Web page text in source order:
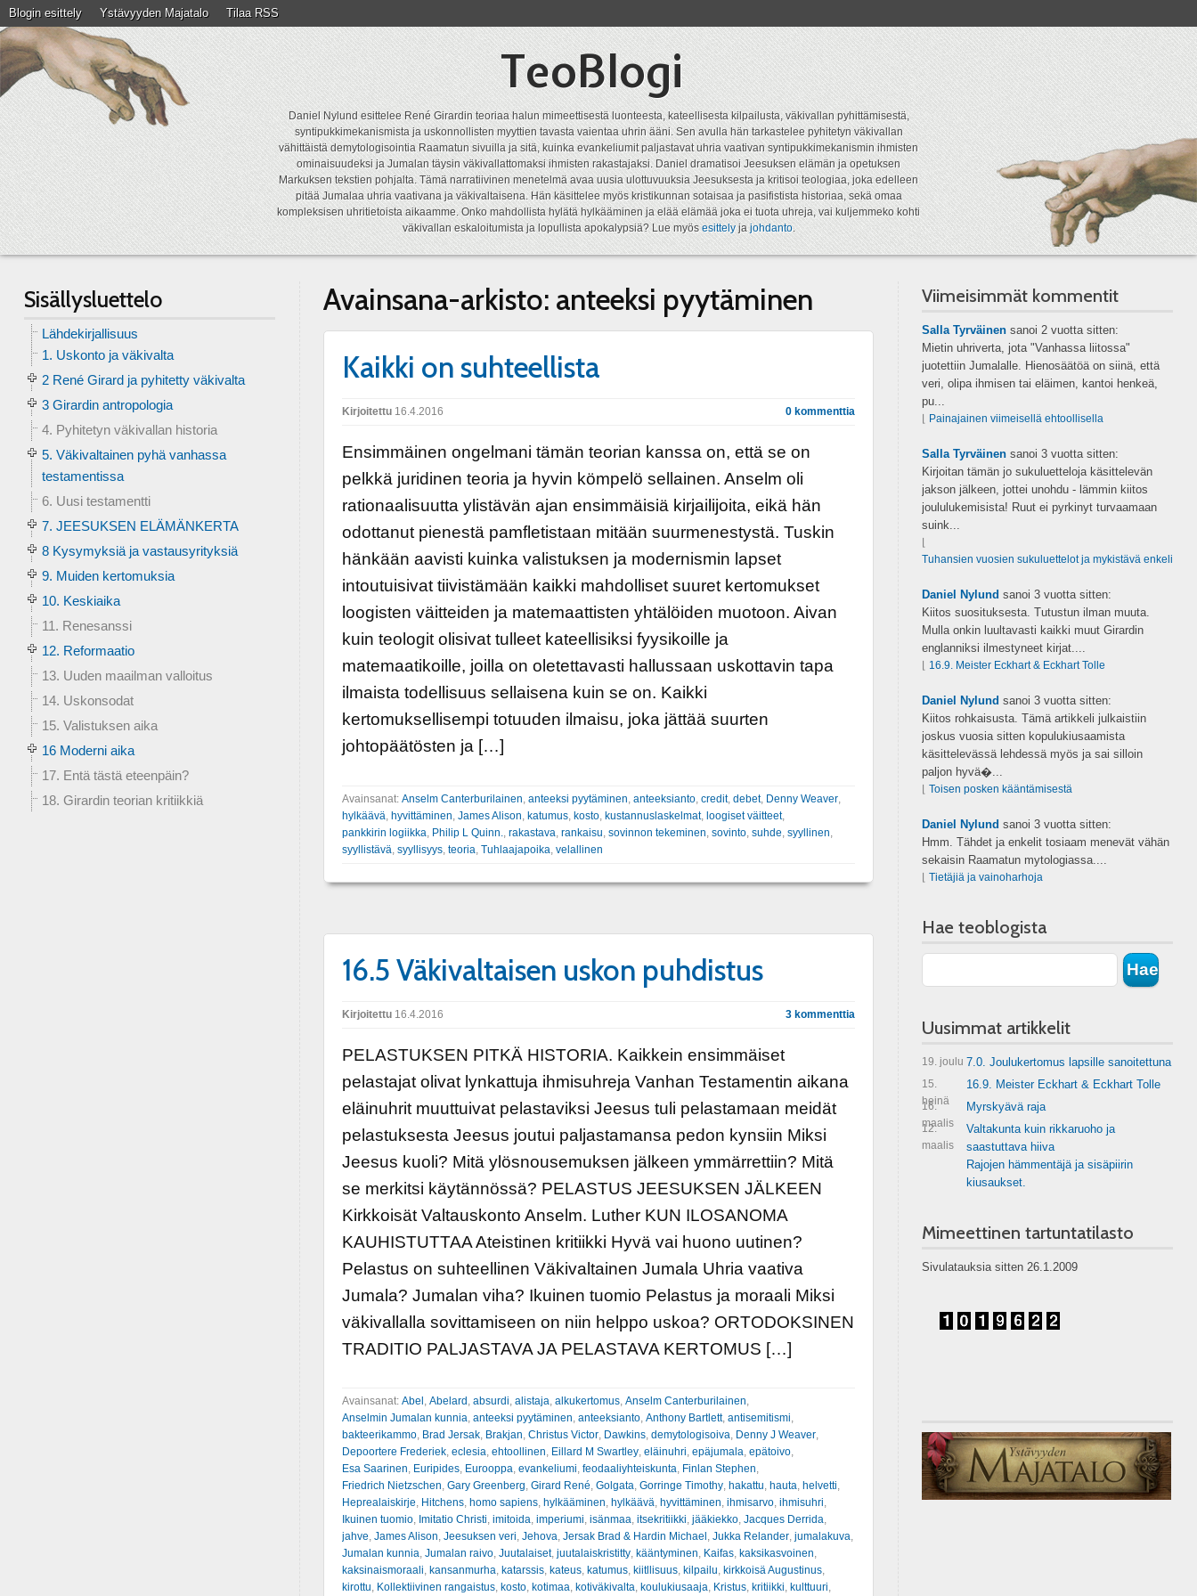
Blogin esittely Ystävyyden Majatalo Tilaa RSS
TeoBlogi
Daniel Nylund esittelee René Girardin teoriaa halun mimeettisestä luonteesta, kateellisesta kilpailusta, väkivallan pyhittämisestä,
syntipukkimekanismista ja uskonnollisten myyttien tavasta vaientaa uhrin ääni. Sen avulla hän tarkastelee pyhitetyn väkivallan
vähittäistä demytologisointia Raamatun sivuilla ja sitä, kuinka evankeliumit paljastavat uhria vaativan syntipukkimekanismin ihmisten
ominaisuudeksi ja Jumalan täysin väkivallattomaksi ihmisten rakastajaksi. Daniel dramatisoi Jeesuksen elämän ja opetuksen
Markuksen tekstien pohjalta. Tämä narratiivinen menetelmä avaa uusia ulottuvuuksia Jeesuksesta ja kritisoi teologiaa, joka edelleen
pitää Jumalaa uhria vaativana ja väkivaltaisena. Hän käsittelee myös kristikunnan sotaisaa ja pasifistista historiaa, sekä omaa
kompleksisen uhritietoista aikaamme. Onko mahdollista hylätä hylkääminen ja elää elämää joka ei tuota uhreja, vai kuljemmeko kohti
väkivallan eskaloitumista ja lopullista apokalypsiä? Lue myösesittelyjajohdanto.
Avainsana-arkisto: anteeksi pyytäminen
Kaikki on suhteellista
Kirjoitettu16.4.2016 0 kommenttia
Ensimmäinen ongelmani tämän teorian kanssa on, että se on
pelkkä juridinen teoria ja hyvin kömpelö sellainen. Anselm oli
rationaalisuutta ylistävän ajan ensimmäisiä kirjailijoita, eikä hän
odottanut pienestä pamfletistaan mitään suurmenestystä. Tuskin
hänkään aavisti kuinka valistuksen ja modernismin lapset
intoutuisivat tiivistämään kaikki mahdolliset suuret kertomukset
loogisten väitteiden ja matemaattisten yhtälöiden muotoon. Aivan
kuin teologit olisivat tulleet kateellisiksi fyysikoille ja
matemaatikoille, joilla on oletettavasti hallussaan uskottavin tapa
ilmaista todellisuus sellaisena kuin se on. Kaikki
kertomuksellisempi totuuden ilmaisu, joka jättää suurten
johtopäätösten ja […]
Avainsanat: Anselm Canterburilainen anteeksi pyytäminen anteeksianto, credit, debet, Denny Weaver,
hylkäävä hyvittäminen James Alison katumus, kosto, kustannuslaskelmat, loogiset väitteet,
pankkirin logiikka Philip L Quinn. rakastava rankaisu sovinnon tekeminen sovinto, suhde syyllinen
syyllistävä syyllisyys, teoria Tuhlaajapoika velallinen
16.5 Väkivaltaisen uskon puhdistus
Kirjoitettu16.4.2016 3 kommenttia
PELASTUKSEN PITKÄ HISTORIA. Kaikkein ensimmäiset
pelastajat olivat lynkattuja ihmisuhreja Vanhan Testamentin aikana
eläinuhrit muuttuivat pelastaviksi Jeesus tuli pelastamaan meidät
pelastuksesta Jeesus joutui paljastamansa pedon kynsiin Miksi
Jeesus kuoli? Mitä ylösnousemuksen jälkeen ymmärrettiin? Mitä
se merkitsi käytännössä? PELASTUS JEESUKSEN JÄLKEEN
Kirkkoisät Valtauskonto Anselm. Luther KUN ILOSANOMA
KAUHISTUTTAA Ateistinen kritiikki Hyvä vai huono uutinen?
Pelastus on suhteellinen Väkivaltainen Jumala Uhria vaativa
Jumala? Jumalan viha? Ikuinen tuomio Pelastus ja moraali Miksi
väkivallalla sovittamiseen on niin helppo uskoa? ORTODOKSINEN
TRADITIO PALJASTAVA JA PELASTAVA KERTOMUS […]
Avainsanat: Abel , Abelard , absurdi, alistaja, alkukertomus, Anselm Canterburilainen,
Anselmin Jumalan kunnia, anteeksi pyytäminen, anteeksianto, Anthony Bartlett, antisemitismi,
bakteerikammo, Brad Jersak, Brakjan, Christus Victor, Dawkins, demytologisoiva, Denny J Weaver,
Depoortere Frederiek, eclesia, ehtoollinen, Eillard M Swartley, eläinuhri, epäjumala, epätoivo,
Esa Saarinen, Euripides, Eurooppa, evankeliumi, feodaaliyhteiskunta, Finlan Stephen,
Friedrich Nietzschen, Gary Greenberg, Girard René, Golgata, Gorringe Timothy, hakattu, hauta, helvetti,
Heprealaiskirje, Hitchens, homo sapiens, hylkääminen, hylkäävä, hyvittäminen, ihmisarvo, ihmisuhri,
Ikuinen tuomio, Imitatio Christi, imitoida, imperiumi, isänmaa, itsekritiikki, jääkiekko, Jacques Derrida,
jahve, James Alison, Jeesuksen veri, Jehova, Jersak Brad & Hardin Michael , Jukka Relander, jumalakuva,
Jumalan kunnia, Jumalan raivo, Juutalaiset, juutalaiskristitty, kääntyminen, Kaifas, kaksikasvoinen,
kaksinaismoraali, kansanmurha, katarssis, kateus, katumus, kiitllisuus, kilpailu, kirkkoisä Augustinus,
kirottu, Kollektiivinen rangaistus, kosto, kotimaa, kotiväkivalta, koulukiusaaja, Kristus, kritiikki, kulttuuri,
Sisällysluettelo
Lähdekirjallisuus
1. Uskonto ja väkivalta
2 René Girard ja pyhitetty väkivalta
3 Girardin antropologia
4. Pyhitetyn väkivallan historia
5. Väkivaltainen pyhä vanhassa
testamentissa
6. Uusi testamentti
7. JEESUKSEN ELÄMÄNKERTA
8 Kysymyksiä ja vastausyrityksiä
9. Muiden kertomuksia
10. Keskiaika
11. Renesanssi
12. Reformaatio
13. Uuden maailman valloitus
14. Uskonsodat
15. Valistuksen aika
16 Moderni aika
17. Entä tästä eteenpäin?
18. Girardin teorian kritiikkiä
Viimeisimmät kommentit
Salla Tyrväinensanoi 2 vuotta sitten:
Mietin uhriverta, jota "Vanhassa liitossa"
juotettiin Jumalalle. Hienosäätöä on siinä, että
veri, olipa ihmisen tai eläimen, kantoi henkeä,
pu...
Painajainen viimeisellä ehtoollisella
Salla Tyrväinensanoi 3 vuotta sitten:
Kirjoitan tämän jo sukuluetteloja käsittelevän
jakson jälkeen, jottei unohdu - lämmin kiitos
joululukemisista! Ruut ei pyrkinyt turvaamaan
suink...
Tuhansien vuosien sukuluettelot ja mykistävä enkeli
Daniel Nylund sanoi 3 vuotta sitten:
Kiitos suosituksesta. Tutustun ilman muuta.
Mulla onkin luultavasti kaikki muut Girardin
englanniksi ilmestyneet kirjat....
16.9. Meister Eckhart & Eckhart Tolle
Daniel Nylund sanoi 3 vuotta sitten:
Kiitos rohkaisusta. Tämä artikkeli julkaistiin
joskus vuosia sitten kopulukiusaamista
käsittelevässä lehdessä myös ja sai silloin
paljon hyvä�...
Toisen posken kääntämisestä
Daniel Nylund sanoi 3 vuotta sitten:
Hmm. Tähdet ja enkelit tosiaam menevät vähän
sekaisin Raamatun mytologiassa....
Tietäjiä ja vainoharhoja
Hae teoblogista
Uusimmat artikkelit
19. joulu 7.0. Joulukertomus lapsille sanoitettuna
15.
heinä
16.9. Meister Eckhart & Eckhart Tolle
16.
maalis
Myrskyävä raja
12.
maalis
Valtakunta kuin rikkaruoho ja
saastuttava hiiva
Rajojen hämmentäjä ja sisäpiirin
kiusaukset.
Mimeettinen tartuntatilasto
Sivulatauksia sitten 26.1.2009